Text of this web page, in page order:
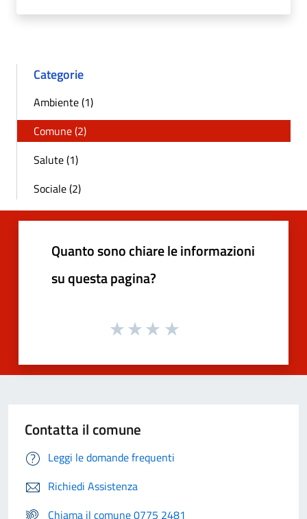
Categorie
Ambiente (1)
Comune (2)
Salute (1)
Sociale (2)
Quanto sono chiare le informazioni
su questa pagina?
Contatta il comune
Leggi le domande frequenti
Richiedi Assistenza
Chiama il comune 0775 2481